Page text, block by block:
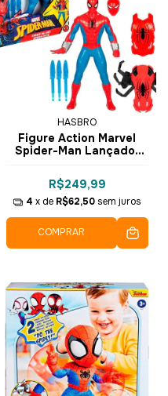
HASBRO
Figure Action Marvel
Spider-Man Lançador
- Hasbro
R$249,99
4 x de R$62,50 sem juros
COMPRAR